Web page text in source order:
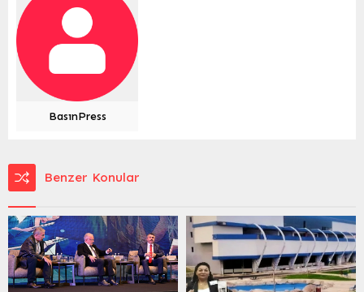
BasınPress
Benzer Konular